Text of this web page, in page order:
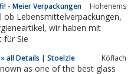
- Meier Verpackungen Hohenems
ob Lebensmittelverpackungen,
wir haben mit
für Sie
all Details | Stoelzle Köflach
as one of the best glass